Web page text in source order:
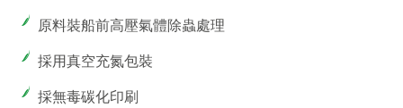
原料裝船前高壓氣體除蟲處理
採用真空充氮包裝
採無毒碳化印刷